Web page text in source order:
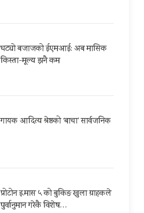
घट्यो बजाजको ईएमआई: अब मासिक
किस्ता-मूल्य झनै कम
गायक आदित्य श्रेष्ठको ‘बाचा’ सार्वजनिक
प्रोटोन इ.मास ५ को बुकिङ खुला ग्राहकले
पुर्वानुमान गरेकै विशेष…